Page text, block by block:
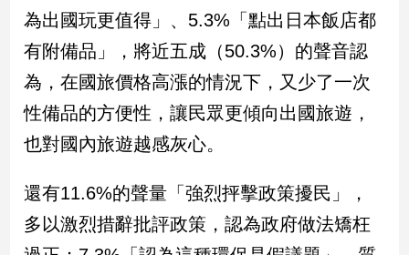
理
消
康/
親
子/
情
藝
為出國玩更值得」、5.3%「點出日本飯店都
有附備品」，將近五成（50.3%）的聲音認
為，在國旅價格高漲的情況下，又少了一次
性備品的方便性，讓民眾更傾向出國旅遊，
也對國內旅遊越感灰心。
還有11.6%的聲量「強烈抨擊政策擾民」，
多以激烈措辭批評政策，認為政府做法矯枉